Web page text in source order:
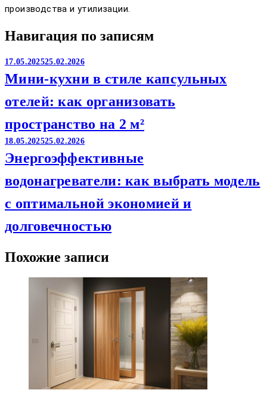
производства и утилизации.
Навигация по записям
17.05.202525.02.2026
Мини-кухни в стиле капсульных
отелей: как организовать
пространство на 2 м²
18.05.202525.02.2026
Энергоэффективные
водонагреватели: как выбрать модель
с оптимальной экономией и
долговечностью
Похожие записи